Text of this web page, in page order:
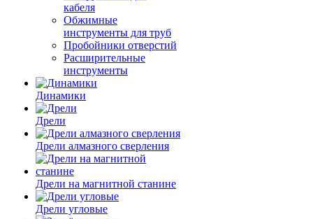
кабеля
Обжимные
инструменты для труб
Пробойники отверстий
Расширительные
инструменты
Динамики
Дрели
Дрели алмазного сверления
Дрели на магнитной станине
Дрели угловые